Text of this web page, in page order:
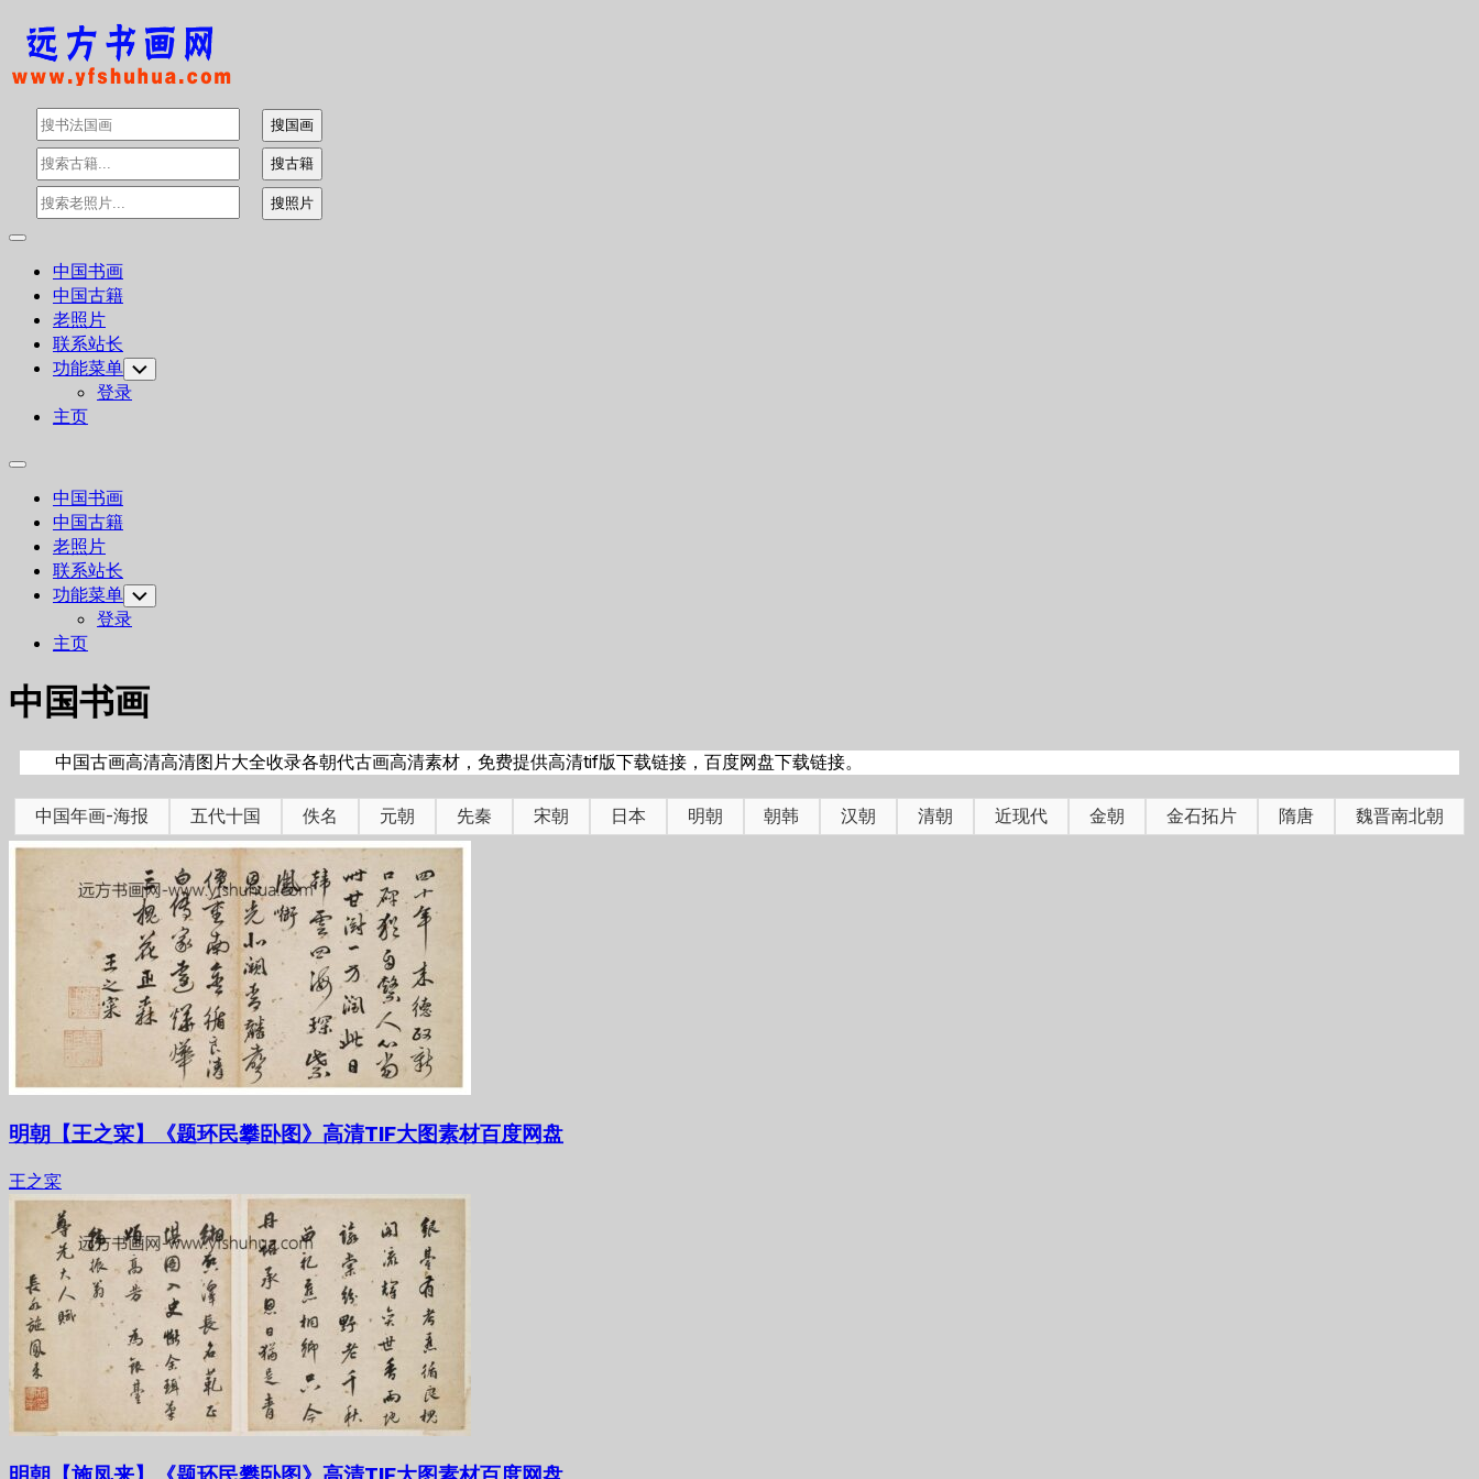
Skip
content
Expand
Current
Page:
中国书画
中国古籍
老照片
联系站长
功能菜单 Toggle
Child
Menu
登录
主页
Expand
Current
Page:
中国书画
中国古籍
老照片
联系站长
功能菜单 Toggle
Child
Menu
登录
主页
中国书画
中国古画高清高清图片大全收录各朝代古画高清素材，免费提供高清tif版下载链接，百度网盘下载链接。
中国年画-海报 五代十国 佚名 元朝 先秦 宋朝 日本 明朝 朝韩 汉朝 清朝 近现代 金朝 金石拓片 隋唐 魏晋南北朝
明朝【王之寀】《题环民攀卧图》高清TIF大图素材百度网盘
王之寀